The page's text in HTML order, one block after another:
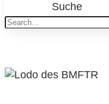
Suche